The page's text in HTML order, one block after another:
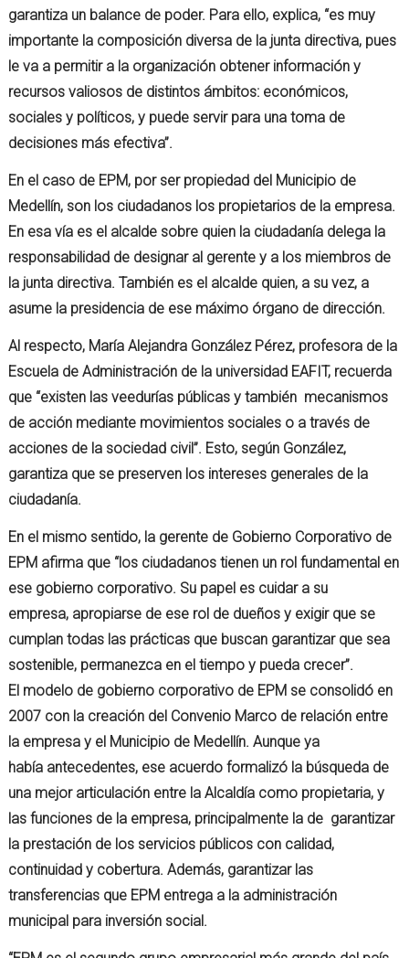
garantiza un balance de poder. Para ello, explica, “es muy
importante la composición diversa de la junta directiva, pues
le va a permitir a la organización obtener información y
recursos valiosos de distintos ámbitos: económicos,
sociales y políticos, y puede servir para una toma de
decisiones más efectiva”.
En el caso de EPM, por ser propiedad del Municipio de
Medellín, son los ciudadanos los propietarios de la empresa.
En esa vía es el alcalde sobre quien la ciudadanía delega la
responsabilidad de designar al gerente y a los miembros de
la junta directiva. También es el alcalde quien, a su vez, a
asume la presidencia de ese máximo órgano de dirección.
Al respecto, María Alejandra González Pérez, profesora de la
Escuela de Administración de la universidad EAFIT, recuerda
que “existen las veedurías públicas y también mecanismos
de acción mediante movimientos sociales o a través de
acciones de la sociedad civil”. Esto, según González,
garantiza que se preserven los intereses generales de la
ciudadanía.
En el mismo sentido, la gerente de Gobierno Corporativo de
EPM afirma que “los ciudadanos tienen un rol fundamental en
ese gobierno corporativo. Su papel es cuidar a su
empresa, apropiarse de ese rol de dueños y exigir que se
cumplan todas las prácticas que buscan garantizar que sea
sostenible, permanezca en el tiempo y pueda crecer”.
El modelo de gobierno corporativo de EPM se consolidó en
2007 con la creación del Convenio Marco de relación entre
la empresa y el Municipio de Medellín. Aunque ya
había antecedentes, ese acuerdo formalizó la búsqueda de
una mejor articulación entre la Alcaldía como propietaria, y
las funciones de la empresa, principalmente la de garantizar
la prestación de los servicios públicos con calidad,
continuidad y cobertura. Además, garantizar las
transferencias que EPM entrega a la administración
municipal para inversión social.